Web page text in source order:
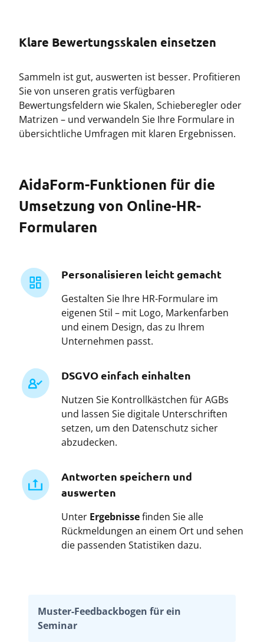
Klare Bewertungsskalen einsetzen
Sammeln ist gut, auswerten ist besser. Profitieren
Sie von unseren gratis verfügbaren
Bewertungsfeldern wie Skalen, Schieberegler oder
Matrizen – und verwandeln Sie Ihre Formulare in
übersichtliche Umfragen mit klaren Ergebnissen.
AidaForm-Funktionen für die
Umsetzung von Online-HR-
Formularen
Personalisieren leicht gemacht
Gestalten Sie Ihre HR-Formulare im
eigenen Stil – mit Logo, Markenfarben
und einem Design, das zu Ihrem
Unternehmen passt.
DSGVO einfach einhalten
Nutzen Sie Kontrollkästchen für AGBs
und lassen Sie digitale Unterschriften
setzen, um den Datenschutz sicher
abzudecken.
Antworten speichern und
auswerten
Unter Ergebnissefinden Sie alle
Rückmeldungen an einem Ort und sehen
die passenden Statistiken dazu.
Muster-Feedbackbogen für ein
Seminar